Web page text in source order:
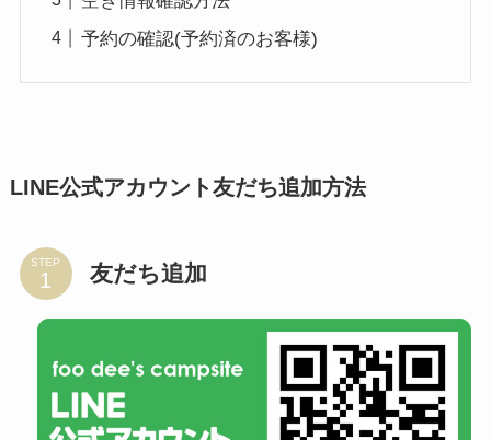
予約の確認(予約済のお客様)
LINE公式アカウント友だち追加方法
STEP 友だち追加